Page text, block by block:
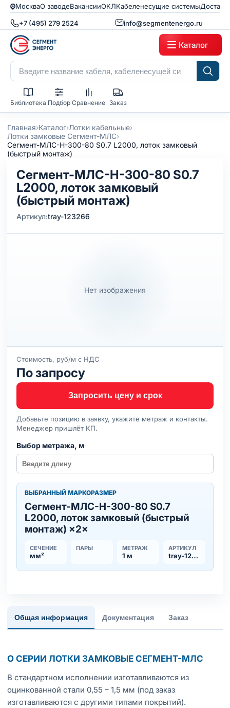
МоскваО заводеВакансииОКЛКабеленесущие системы
+7 (495) 279 2524 info@segmentenergo.ru
Каталог
Библиотека Подбор Сравнение Заказ
Главная›Каталог›Лотки кабельные›
Лотки замковые Сегмент-МЛС›
Сегмент-МЛC-Н-300-80 S0.7 L2000, лоток замковый
(быстрый монтаж)
Сегмент-МЛC-Н-300-80 S0.7
L2000, лоток замковый
(быстрый монтаж)
Артикул:tray-123266
Нет изображения
Стоимость, руб/м с НДС
По запросу
Запросить цену и срок
Добавьте позицию в заявку, укажите метраж и контакты.
Менеджер пришлёт КП.
Выбор метража, м
ВЫБРАННЫЙ МАРКОРАЗМЕР
Сегмент-МЛC-Н-300-80 S0.7
L2000, лоток замковый (быстрый
монтаж) ×2×
СЕЧЕНИЕ
мм²
ПАРЫ МЕТРАЖ
1 м
АРТИКУЛ
tray-123266
Общая информация Документация Заказ
О СЕРИИ ЛОТКИ ЗАМКОВЫЕ СЕГМЕНТ-МЛС
В стандартном исполнении изготавливаются из
оцинкованной стали 0,55 – 1,5 мм (под заказ
изготавливаются с другими типами покрытий).